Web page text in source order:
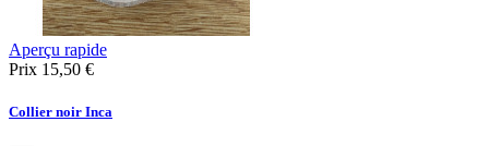
Aperçu rapide
Prix 15,50 €
Collier noir Inca